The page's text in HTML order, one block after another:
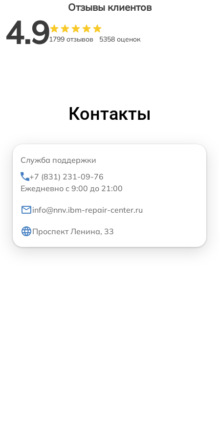
Отзывы клиентов
4.91799 отзывов 5358 оценок
Контакты
Служба поддержки
+7 (831) 231-09-76
Ежедневно с 9:00 до 21:00
info@nnv.ibm-repair-center.ru
Проспект Ленина, 33